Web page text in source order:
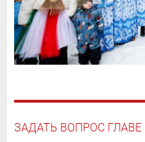
ЗАДАТЬ ВОПРОС ГЛАВЕ